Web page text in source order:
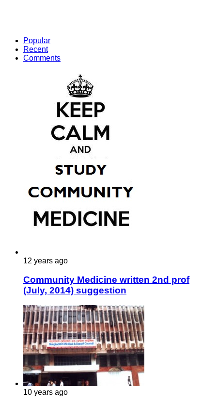
Popular
Recent
Comments
12 years ago
Community Medicine written 2nd prof
(July, 2014) suggestion
10 years ago